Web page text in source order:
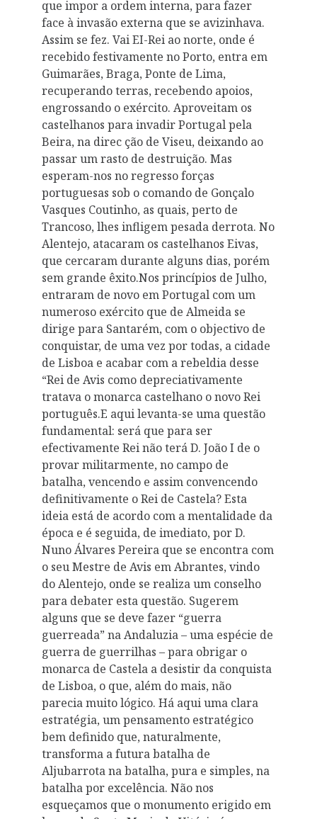
que impor a ordem interna, para fazer
face à invasão externa que se avizinhava.
Assim se fez. Vai EI-Rei ao norte, onde é
recebido festivamente no Porto, entra em
Guimarães, Braga, Ponte de Lima,
recuperando terras, recebendo apoios,
engrossando o exército. Aproveitam os
castelhanos para invadir Portugal pela
Beira, na direc­ ção de Viseu, deixando ao
passar um rasto de destruição. Mas
esperam-nos no regresso forças
portuguesas sob o comando de Gonçalo
Vasques Coutinho, as quais, perto de
Trancoso, lhes infligem pesada derrota. No
Alentejo, atacaram os castelhanos Eivas,
que cercaram durante alguns dias, porém
sem grande êxito.Nos princípios de Julho,
entraram de novo em Portugal com um
numeroso exército que de Almeida se
dirige para Santarém, com o objectivo de
conquistar, de uma vez por todas, a cidade
de Lisboa e acabar com a rebeldia desse
“Rei de Avis como depreciativamente
tratava o monarca castelhano o novo Rei
português.E aqui levanta-se uma questão
fundamental: será que para ser
efectivamente Rei não terá D. João I de o
provar militarmente, no campo de
batalha, vencendo e assim convencendo
definitivamente o Rei de Castela? Esta
ideia está de acordo com a mentalidade da
época e é seguida, de imediato, por D.
Nuno Álvares Pereira que se encontra com
o seu Mestre de Avis em Abrantes, vindo
do Alentejo, onde se realiza um conselho
para debater esta questão. Sugerem
alguns que se deve fazer “guerra
guerreada” na Andaluzia – uma espécie de
guerra de guerrilhas – para obrigar o
monarca de Castela a desistir da conquista
de Lisboa, o que, além do mais, não
parecia muito lógico. Há aqui uma clara
estratégia, um pensamento estratégico
bem definido que, naturalmente,
transforma a futura batalha de
Aljubarrota na batalha, pura e simples, na
batalha por excelência. Não nos
esqueçamos que o monumento erigido em